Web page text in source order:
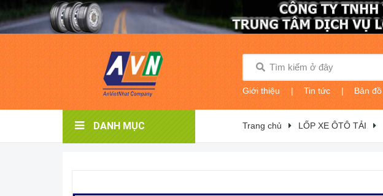
Giới thiệu | Tin tức | Bản đồ
DANH MỤC Trang chủ LỐP XE ÔTÔ TẢI